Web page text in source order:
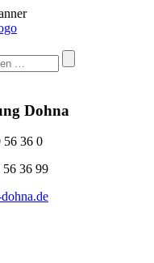
Dohna
56 36 0
36 99